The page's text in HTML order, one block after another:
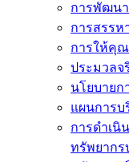
การพัฒน
การสรรห
การให้คุ
ประมวลจ
นโยบายก
แผนการ
การดำเนิ
ทรัพยากร